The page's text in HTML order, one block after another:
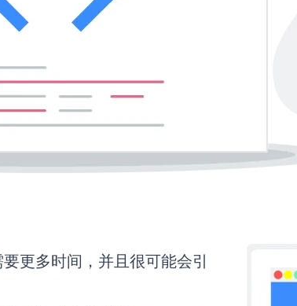
更多时间，并且很可能会引